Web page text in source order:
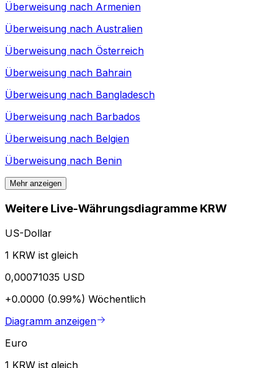
Überweisung nach Armenien
Überweisung nach Australien
Überweisung nach Österreich
Überweisung nach Bahrain
Überweisung nach Bangladesch
Überweisung nach Barbados
Überweisung nach Belgien
Überweisung nach Benin
Mehr anzeigen
Weitere Live-Währungsdiagramme KRW
US-Dollar
1 KRW ist gleich
0,00071035 USD
+0.0000 (0.99%) Wöchentlich
Diagramm anzeigen
Euro
1 KRW ist gleich